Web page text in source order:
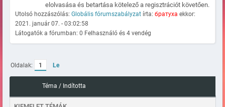
elolvasása és betartása kötelező a regisztrációt követően.
Utolsó hozzászólás: Globális fórumszabályzat írta: братуха ekkor:
2021. január 07. - 03:02:58
Látogatók a fórumban: 0 Felhasználó és 4 vendég
Oldalak: 1 Le
Téma / Indította